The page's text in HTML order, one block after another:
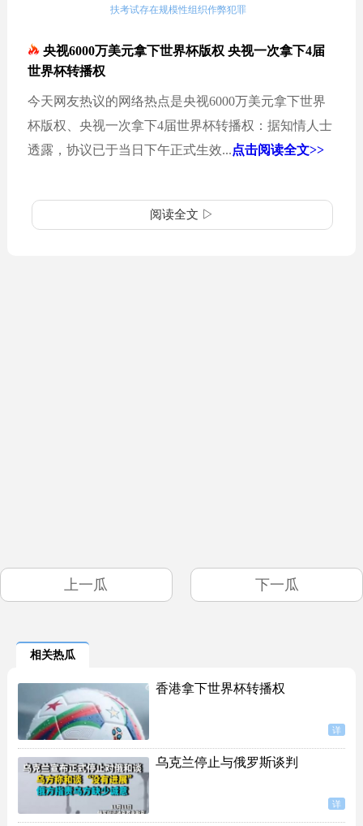
扶考试存在规模性组织作弊犯罪
央视6000万美元拿下世界杯版权 央视一次拿下4届
世界杯转播权
今天网友热议的网络热点是央视6000万美元拿下世界
杯版权、央视一次拿下4届世界杯转播权：据知情人士
透露，协议已于当日下午正式生效...点击阅读全文>>
阅读全文 ▷
上一瓜 下一瓜
相关热瓜
香港拿下世界杯转播权
详
乌克兰停止与俄罗斯谈判
详